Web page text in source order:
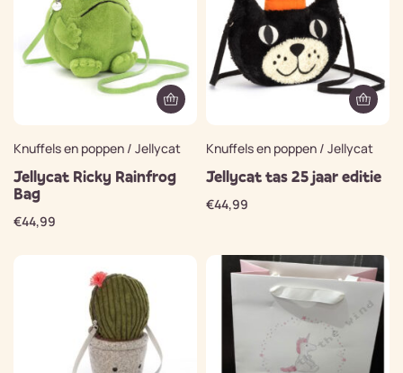
Knuffels en poppen / Jellycat
Jellycat Ricky Rainfrog
Bag
€44,99
Knuffels en poppen / Jellycat
Jellycat tas 25 jaar editie
€44,99